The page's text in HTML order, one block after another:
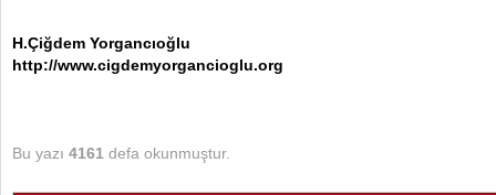
H.Çiğdem Yorgancıoğlu
http://www.cigdemyorgancioglu.org
Bu yazı 4161 defa okunmuştur.